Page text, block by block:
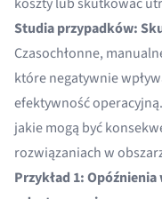
Studia przypadków:
Czasochłonne,
które negatywnie
efektywność
jakie mogą być
rozwiązaniach w
Przykład 1: